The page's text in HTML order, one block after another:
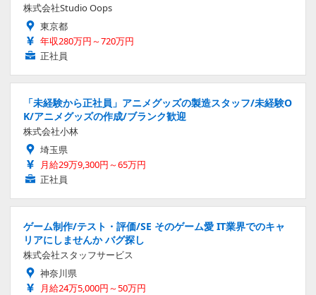
株式会社Studio Oops
東京都
年収280万円～720万円
正社員
「未経験から正社員」アニメグッズの製造スタッフ/未経験O
K/アニメグッズの作成/ブランク歓迎
株式会社小林
埼玉県
月給29万9,300円～65万円
正社員
ゲーム制作/テスト・評価/SE そのゲーム愛 IT業界でのキャ
リアにしませんか バグ探し
株式会社スタッフサービス
神奈川県
月給24万5,000円～50万円